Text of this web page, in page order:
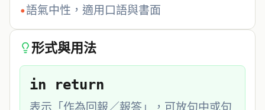
•語氣中性，適用口語與書面
形式與用法
in return